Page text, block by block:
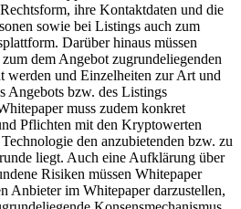
ihre Kontaktdaten und die
sowie bei Listings auch zum
Darüber hinaus müssen
dem Angebot zugrundeliegenden
werden und Einzelheiten zur Art und
Angebots bzw. des Listings
muss zudem konkret
Pflichten mit den Kryptowerten
den anzubietenden bzw. zu
liegt. Auch eine Aufklärung über
Risiken müssen Whitepaper
Anbieter im Whitepaper darzustellen,